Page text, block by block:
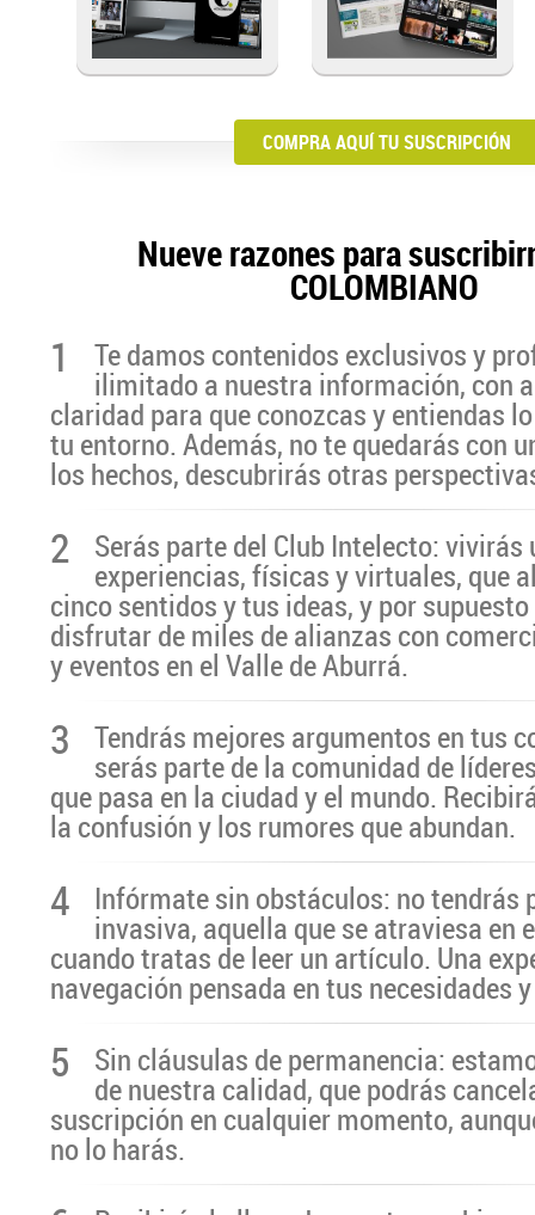
COMPRA AQUÍ TU SUSCRIPCIÓN
Nueve razones para
COLOMBIANO
1 Te damos contenidos exclusivos y
ilimitado a nuestra información, con
claridad para que conozcas y entiendas
tu entorno. Además, no te quedarás con
los hechos, descubrirás otras
2 Serás parte del Club Intelecto: vivirás
experiencias, físicas y virtuales, que
cinco sentidos y tus ideas, y por
disfrutar de miles de alianzas con
y eventos en el Valle de Aburrá.
3 Tendrás mejores argumentos en tus
serás parte de la comunidad de
que pasa en la ciudad y el mundo.
la confusión y los rumores que abundan.
4 Infórmate sin obstáculos: no tendrás
invasiva, aquella que se atraviesa en
cuando tratas de leer un artículo. Una
navegación pensada en tus necesidades
5 Sin cláusulas de permanencia:
de nuestra calidad, que podrás
suscripción en cualquier momento,
no lo harás.